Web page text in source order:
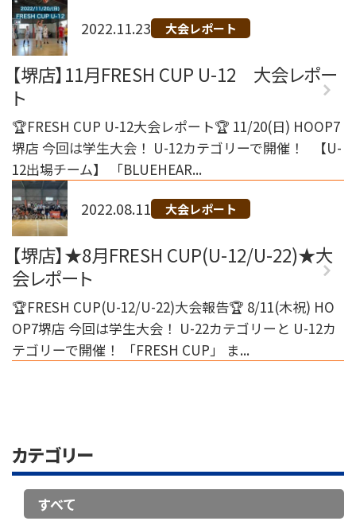
2022.11.23 大会レポート
【堺店】11月FRESH CUP U-12 大会レポー
ト
🏆FRESH CUP U-12大会レポート🏆 11/20(日) HOOP7
堺店 今回は学生大会！ U-12カテゴリーで開催！ 【U-
12出場チーム】 「BLUEHEAR...
2022.08.11 大会レポート
【堺店】★8月FRESH CUP(U-12/U-22)★大
会レポート
🏆FRESH CUP(U-12/U-22)大会報告🏆 8/11(木祝) HO
OP7堺店 今回は学生大会！ U-22カテゴリーと U-12カ
テゴリーで開催！ 「FRESH CUP」 ま...
カテゴリー
すべて